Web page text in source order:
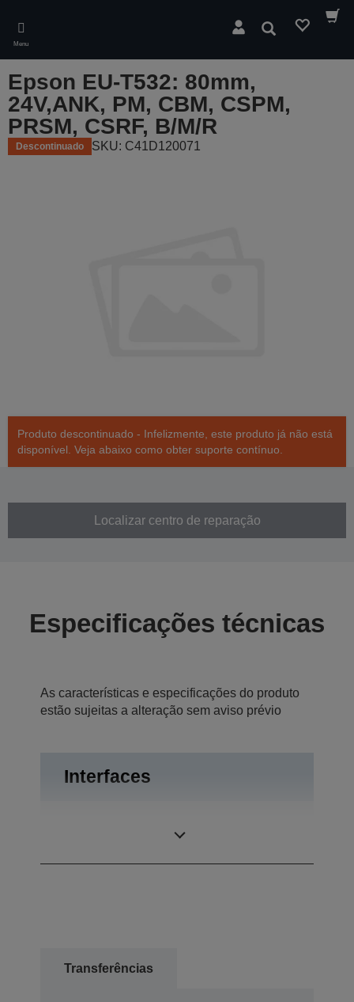
main
content
Menu
Pesquisar
Epson EU-T532: 80mm,
24V,ANK, PM, CBM, CSPM,
PRSM, CSRF, B/M/R
Descontinuado SKU: C41D120071
Produto descontinuado - Infelizmente, este produto já não está
disponível. Veja abaixo como obter suporte contínuo.
Localizar centro de reparação
Especificações técnicas
As características e especificações do produto
estão sujeitas a alteração sem aviso prévio
Interfaces
Transferências